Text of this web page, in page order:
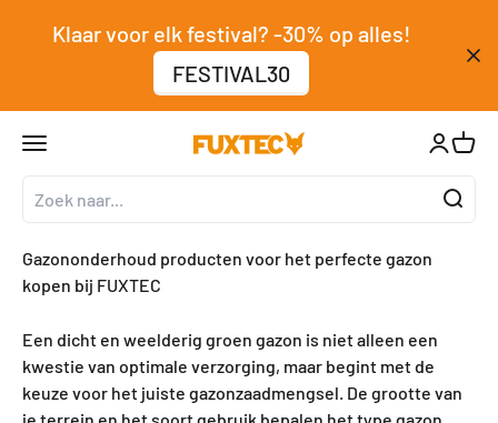
Zum Inhalt springen
Zum Menü springen
Fußzeile springen
Barrierefreiheits-Widget öffnen
Klaar voor elk festival? -30% op alles!
FESTIVAL30
Navigatiemenu openenFUXTEC GmbH
Gazononderhoud producten voor het perfecte gazon
kopen bij FUXTEC
Een dicht en weelderig groen gazon is niet alleen een
kwestie van optimale verzorging, maar begint met de
keuze voor het juiste gazonzaadmengsel. De grootte van